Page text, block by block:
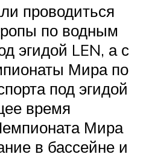
проводиться
по водным
эгидой LEN, а с
Мира по
под эгидой
время
Мира
в бассейне и